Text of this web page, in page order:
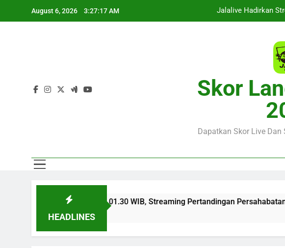
August 6, 2026 3:27:18 AM
Jalalive Hadirkan
Sporting CP vs
Jalalive :
Jalalive Hadirkan
Jalalive Menyajikan
Skor
Dapatkan Skor Live
HEADLINES
Ini Pukul 01.30 WIB, Streaming Pertandingan Persahabatan yang Penuh